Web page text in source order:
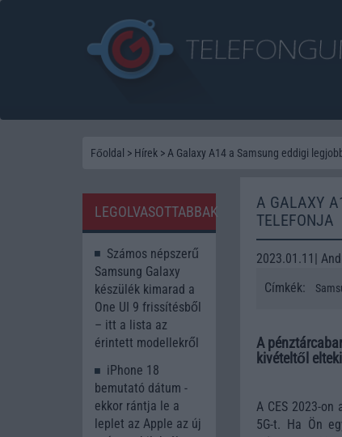
Főoldal > Hírek > A Galaxy A14 a Samsung eddigi
A GALAXY
TELEFONJA
2023.01.11|
Címkék:
A
kivételtől
A CES 2023-
5G-t. Ha Ön
LEGOLVASOTTABBAK
Számos népszerű
Samsung Galaxy
készülék kimarad a
One UI 9 frissítésből
– itt a lista az
érintett modellekről
iPhone 18
bemutató dátum -
ekkor rántja le a
leplet az Apple az új